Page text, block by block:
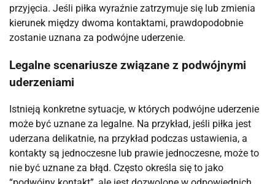
przyjęcia. Jeśli piłka wyraźnie zatrzymuje się lub zmienia
kierunek między dwoma kontaktami, prawdopodobnie
zostanie uznana za podwójne uderzenie.
Legalne scenariusze związane z podwójnymi
uderzeniami
Istnieją konkretne sytuacje, w których podwójne uderzenie
może być uznane za legalne. Na przykład, jeśli piłka jest
uderzana delikatnie, na przykład podczas ustawienia, a
kontakty są jednoczesne lub prawie jednoczesne, może to
nie być uznane za błąd. Często określa się to jako